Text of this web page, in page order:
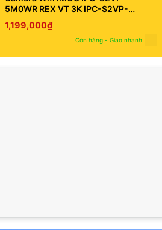
5M0WR REX VT 3K IPC-S2VP-
5M0WR
1,199,000₫
Còn hàng - Giao nhanh